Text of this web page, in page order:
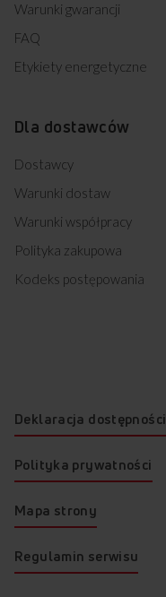
Warunki gwarancji
FAQ
Etykiety energetyczne
Dla dostawców
Dostawcy
Warunki dostaw
Warunki współpracy
Polityka zakupowa
Kodeks postępowania
Deklaracja dostępności
Polityka prywatności
Mapa strony
Regulamin serwisu